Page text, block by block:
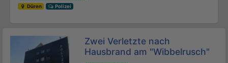
Düren
Polizei
Zwei Verletzte nach
Hausbrand am "Wibbelrusch"